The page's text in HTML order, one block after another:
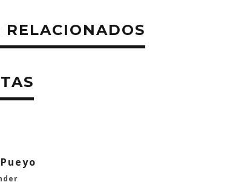
RELACIONADOS